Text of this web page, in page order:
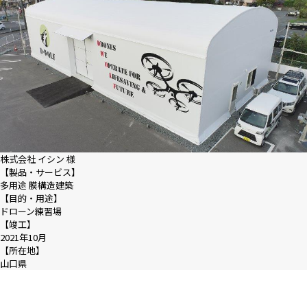
株式会社 イシン 様
【製品・サービス】
多用途 膜構造建築
【目的・用途】
ドローン練習場
【竣工】
2021年10月
【所在地】
山口県